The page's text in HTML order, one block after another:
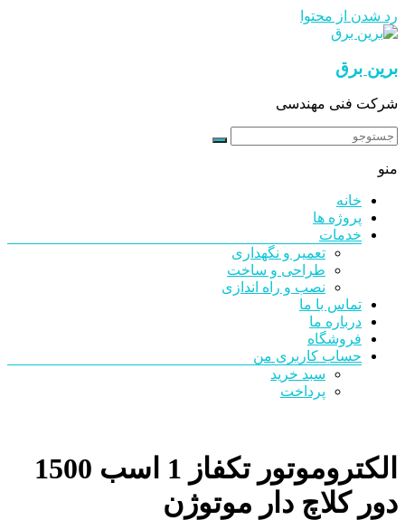
رد شدن از محتوا
برین برق
شرکت فنی مهندسی
منو
خانه
پروژه ها
خدمات
تعمیر و نگهداری
طراحی و ساخت
نصب و راه اندازی
تماس با ما
درباره ما
فروشگاه
حساب کاربری من
سبد خرید
پرداخت
الکتروموتور تکفاز 1 اسب 1500
دور کلاچ دار موتوژن